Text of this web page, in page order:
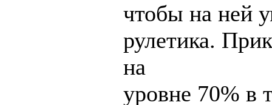
чтобы на ней
рулетика.
на
уровне 70% в